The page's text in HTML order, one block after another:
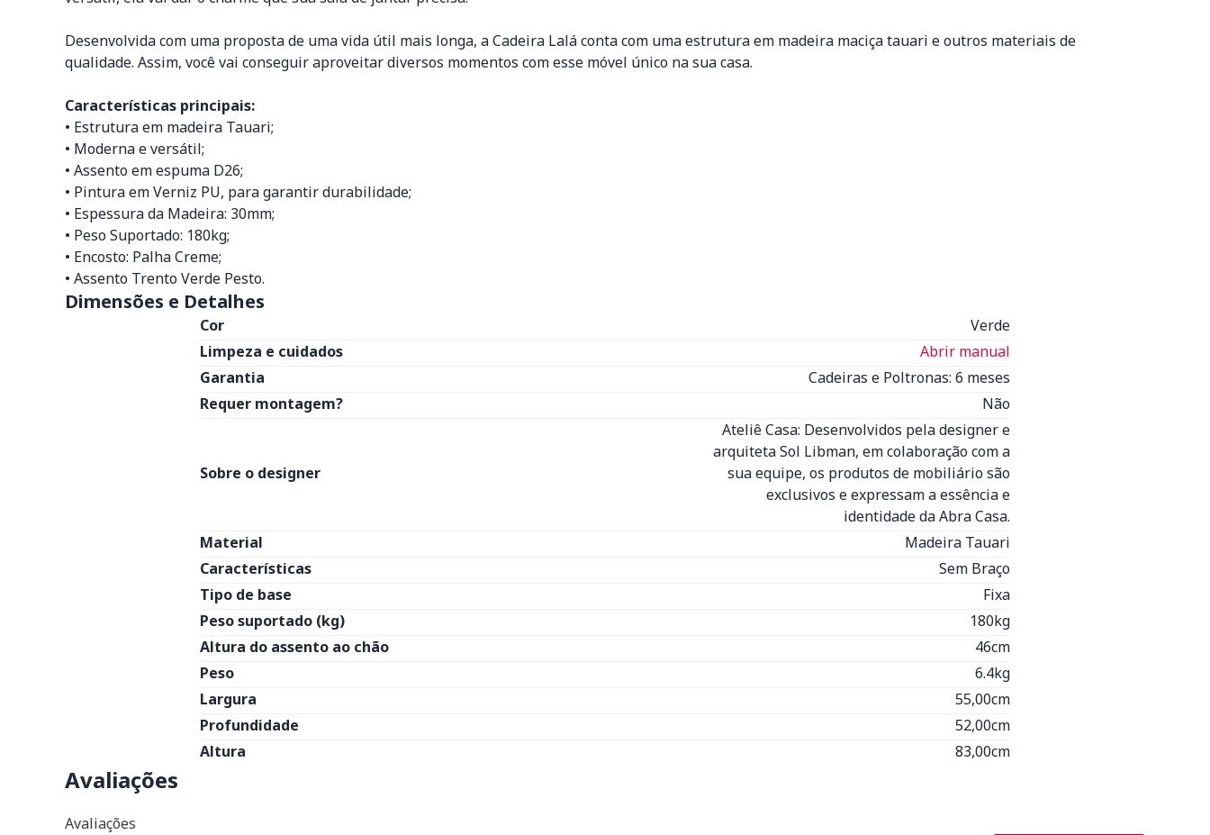
Desenvolvida com uma proposta de uma vida útil mais longa, a Cadeira Lalá conta com uma estrutura em madeira maciça tauari e outros materiais de
qualidade. Assim, você vai conseguir aproveitar diversos momentos com esse móvel único na sua casa.
Características principais:
• Estrutura em madeira Tauari;
• Moderna e versátil;
• Assento em espuma D26;
• Pintura em Verniz PU, para garantir durabilidade;
• Espessura da Madeira: 30mm;
• Peso Suportado: 180kg;
• Encosto: Palha Creme;
• Assento Trento Verde Pesto.
Dimensões e Detalhes
Cor
Verde
Limpeza e cuidados
Abrir manual
Garantia
Cadeiras e Poltronas: 6 meses
Requer montagem?
Não
Sobre o designer
Ateliê Casa: Desenvolvidos pela designer e
arquiteta Sol Libman, em colaboração com a
sua equipe, os produtos de mobiliário são
exclusivos e expressam a essência e
identidade da Abra Casa.
Material
Madeira Tauari
Características
Sem Braço
Tipo de base
Fixa
Peso suportado (kg)
180kg
Altura do assento ao chão
46cm
Peso
6.4kg
Largura
55,00cm
Profundidade
52,00cm
Altura
83,00cm
Avaliações
Avaliações